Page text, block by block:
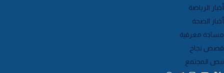
الرياضة
الصحة
معرفية
نجاح
المجتمع